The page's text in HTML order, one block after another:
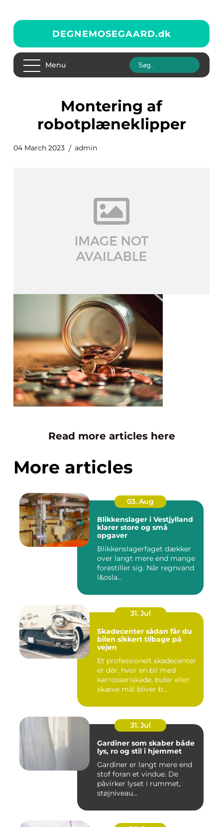
DEGNEMOSEGAARD.dk
Menu
montering af
robotplæneklipper
04 March 2023 admin
Read more articles here
More articles
03. Aug
Blikkenslager i Vestjylland
klarer store og små
opgaver
Blikkenslagerfaget dækker
over langt mere end mange
forestiller sig. Når regnvand
l&osla...
31. Jul
Skadecenter sådan får du
bilen sikkert tilbage på
vejen
Et professionelt skadecenter
er dér, hvor en bil med
karrosseriskade, buler eller
skæve mål bliver b...
31. Jul
Gardiner som skaber både
lys, ro og stil i hjemmet
Gardiner er langt mere end
stof foran et vindue. De
påvirker lyset i rummet,
støjniveau...